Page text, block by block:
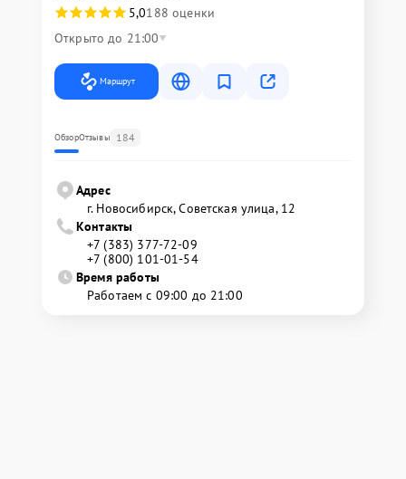
5,0188 оценки
Открыто до 21:00
Маршрут
ОбзорОтзывы 184
Адрес
г. Новосибирск, Советская улица, 12
Контакты
+7 (383) 377-72-09
+7 (800) 101-01-54
Время работы
Работаем с 09:00 до 21:00